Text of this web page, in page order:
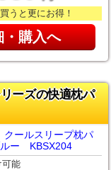
うと更にお得！
・購入へ
ーズの快適枕パ
ールスリープ枕パ
ー KBSX204
可能